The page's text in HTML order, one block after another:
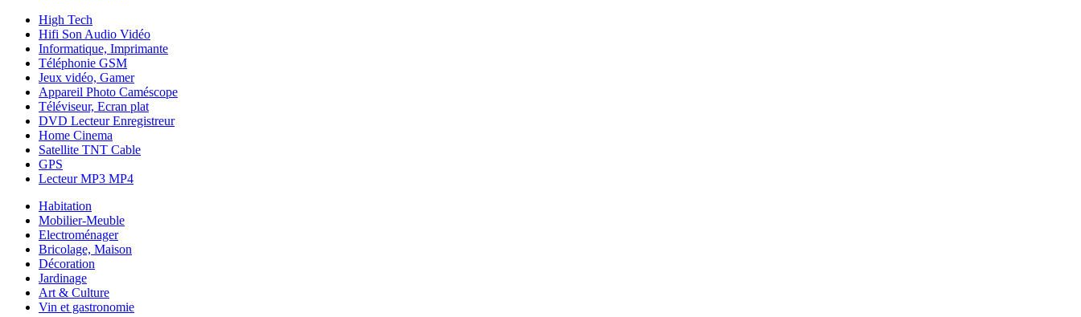
High Tech
Hifi Son Audio Vidéo
Informatique, Imprimante
Téléphonie GSM
Jeux vidéo, Gamer
Appareil Photo Caméscope
Téléviseur, Ecran plat
DVD Lecteur Enregistreur
Home Cinema
Satellite TNT Cable
GPS
Lecteur MP3 MP4
Habitation
Mobilier-Meuble
Electroménager
Bricolage, Maison
Décoration
Jardinage
Art & Culture
Vin et gastronomie